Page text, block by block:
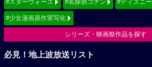
#スターウォーズ #名探偵コナン #ディズニー
#少女漫画原作実写化
シリーズ・映画祭作品を探す
必見！地上波放送リスト